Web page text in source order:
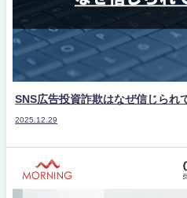
SNS広告投資詐欺はなぜ信じられ
2025.12.29